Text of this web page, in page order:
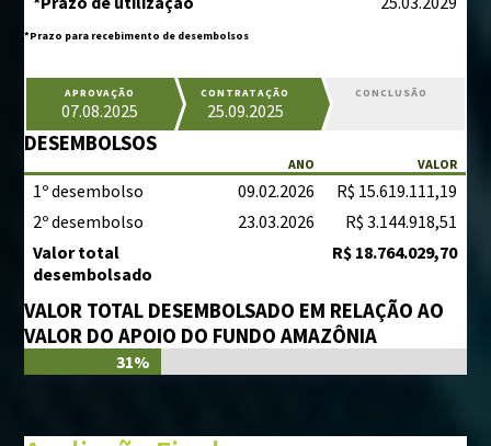
*Prazo para recebimento de desembolsos
APROVAÇÃO
07.08.2025
CONTRATAÇÃO
25.09.2025
CONCLUSÃO
DESEMBOLSOS
ANO VALOR
1º desembolso 09.02.2026
R$ 15.619.111,19
2º desembolso
23.03.2026
R$ 3.144.918,51
Valor total
desembolsado
R$ 18.764.029,70
VALOR TOTAL DESEMBOLSADO EM RELAÇÃO AO
VALOR DO APOIO DO FUNDO AMAZÔNIA
31%